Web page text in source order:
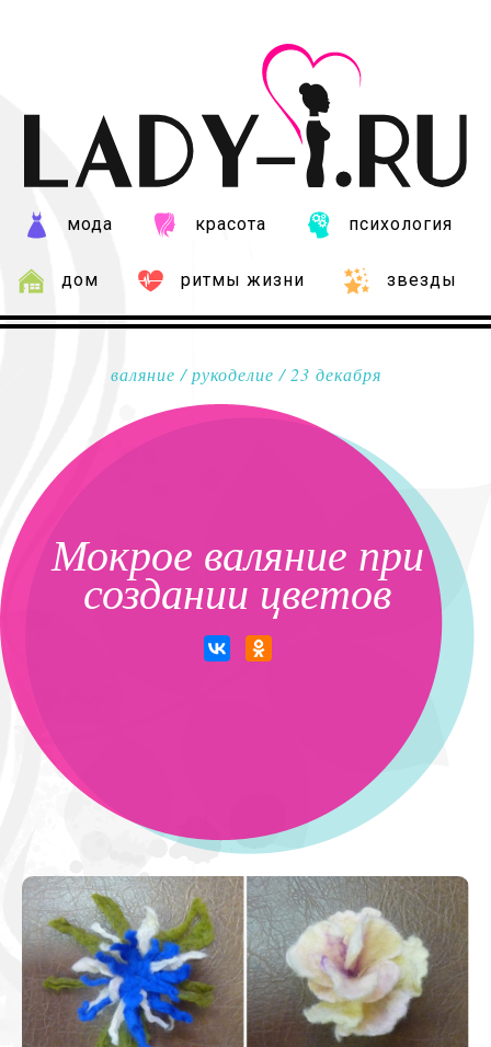
мода красота психология
дом ритмы жизни звезды
валяние /рукоделие / 23 декабря
Мокрое валяние при
создании цветов